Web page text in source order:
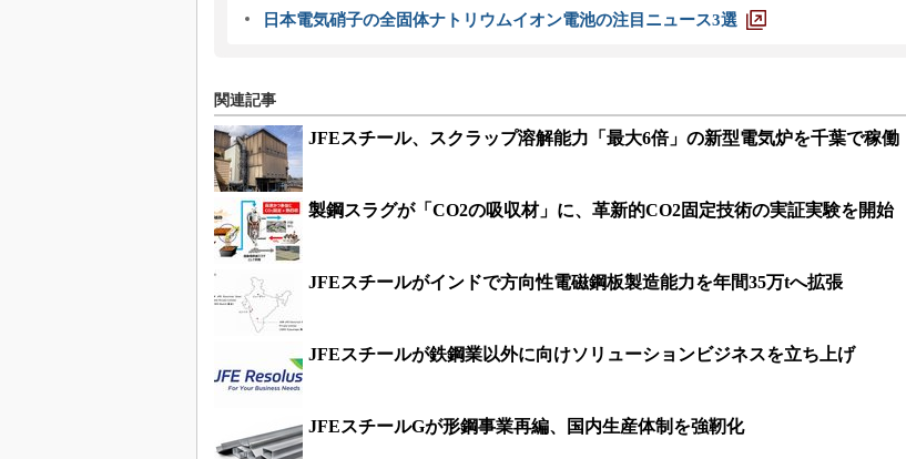
日本電気硝子の全固体ナトリウムイオン電池の注目ニュース3選
関連記事
JFEスチール、スクラップ溶解能力「最大6倍」の新型電気炉を千葉で稼働
製鋼スラグが「CO2の吸収材」に、革新的CO2固定技術の実証実験を開始
JFEスチールがインドで方向性電磁鋼板製造能力を年間35万tへ拡張
JFEスチールが鉄鋼業以外に向けソリューションビジネスを立ち上げ
JFEスチールGが形鋼事業再編、国内生産体制を強靭化